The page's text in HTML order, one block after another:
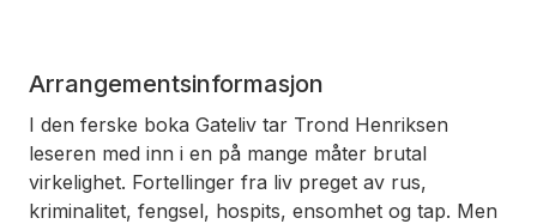
Arrangementsinformasjon
I den ferske boka Gateliv tar Trond Henriksen
leseren med inn i en på mange måter brutal
virkelighet. Fortellinger fra liv preget av rus,
kriminalitet, fengsel, hospits, ensomhet og tap. Men